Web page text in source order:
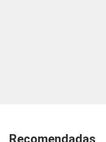
Recomendadas